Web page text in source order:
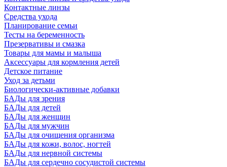
Контактные линзы
Средства ухода
Планирование семьи
Тесты на беременность
Презервативы и смазка
Товары для мамы и малыша
Аксессуары для кормления детей
Детское питание
Уход за детьми
Биологически-активные добавки
БАДы для зрения
БАДы для детей
БАДы для женщин
БАДы для мужчин
БАДы для очищения организма
БАДы для кожи, волос, ногтей
БАДы для нервной системы
БАДы для сердечно сосудистой системы